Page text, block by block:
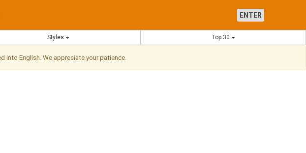
ENTER
Styles Top 30
into English. We appreciate your patience.